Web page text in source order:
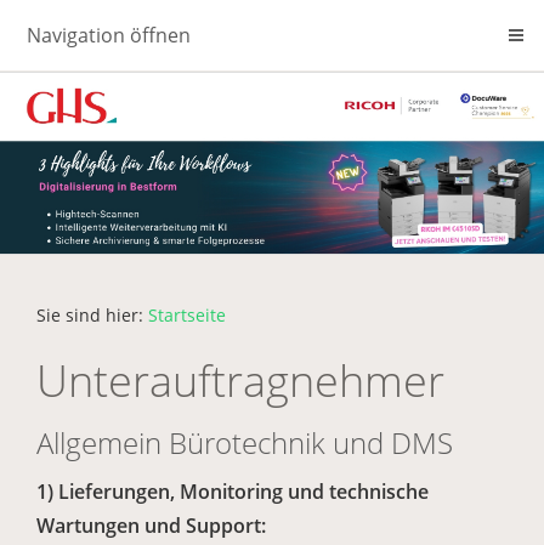
Navigation öffnen
Sie sind hier: Startseite
Unterauftragnehmer
Allgemein Bürotechnik und DMS
1) Lieferungen, Monitoring und technische
Wartungen und Support: